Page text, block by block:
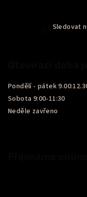
Sledovat
Pondělí - pátek
Sobota 9:00-11:30
Neděle zavřeno